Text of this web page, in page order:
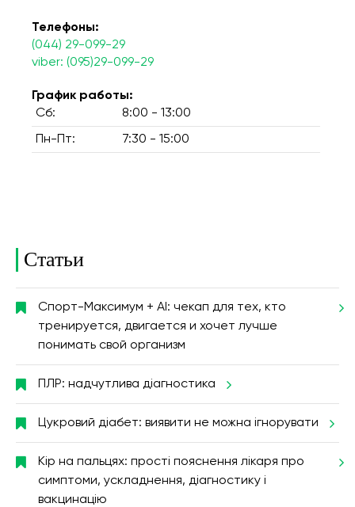
Телефоны:
(044) 29-099-29
viber: (095)29-099-29
График работы:
Сб:
8:00 - 13:00
Пн-Пт: 7:30 - 15:00
Статьи
Спорт-Максимум + AI: чекап для тех, кто
тренируется, двигается и хочет лучше
понимать свой организм
ПЛР: надчутлива діагностика
Цукровий діабет: виявити не можна ігнорувати
Кір на пальцях: прості пояснення лікаря про
симптоми, ускладнення, діагностику і
вакцинацію